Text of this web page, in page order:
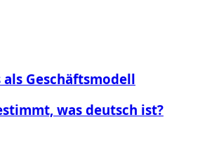
Geschäftsmodell
was deutsch ist?